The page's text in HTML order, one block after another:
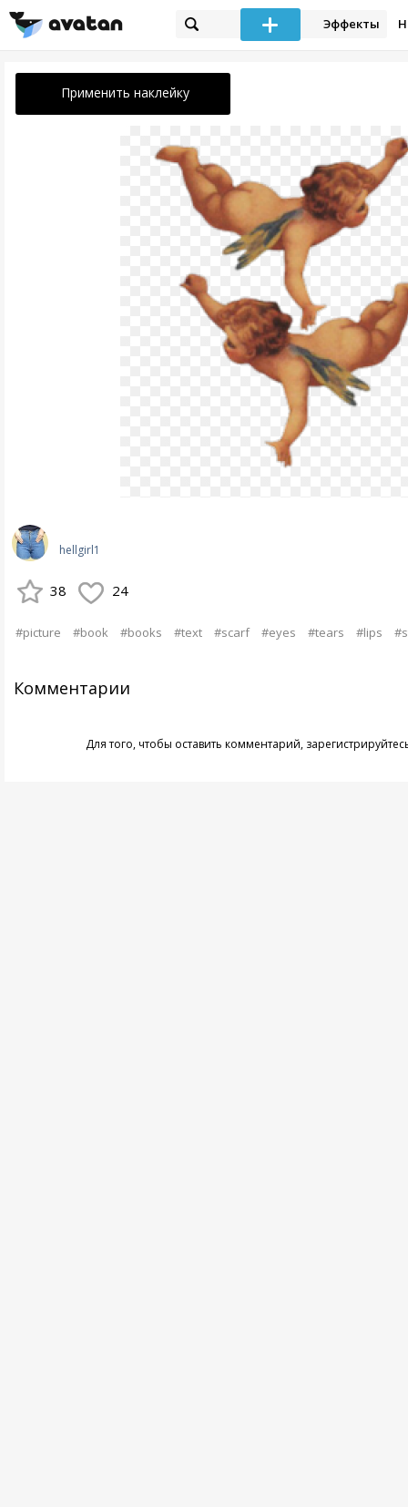
Эффекты
Применить наклейку
hellgirl1
38 24
#picture #book #books #text #scarf #eyes #tears #lips
Комментарии
Для того, чтобы оставить комментарий,